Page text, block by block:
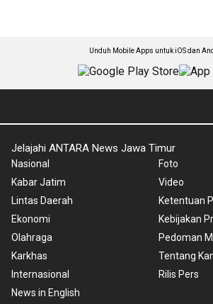
Unduh Mobile Apps untuk iOS dan
Jelajahi ANTARA News Jawa Timur
Nasional
Kabar Jatim
Lintas Daerah
Ekonomi
Olahraga
Karkhas
Internasional
News in English
Foto
Video
Ketentuan
Kebijakan
Pedoman
Tentang
Rilis Pers